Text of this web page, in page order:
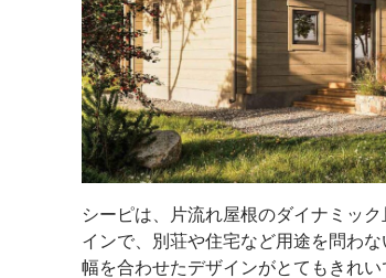
シーピは、片流れ屋根のダイナミッ
インで、別荘や住宅など用途を問わ
幅を合わせたデザインがとてもきれい